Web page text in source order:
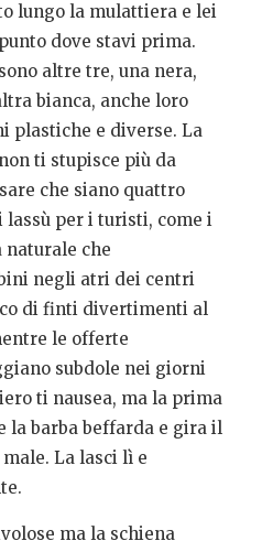
lungo la mulattiera e lei
dove stavi prima.
altre tre, una nera,
bianca, anche loro
plastiche e diverse. La
ti stupisce più da
che siano quattro
per i turisti, come i
naturale che
negli atri dei centri
di finti divertimenti al
le offerte
subdole nei giorni
ti nausea, ma la prima
la barba beffarda e gira il
La lasci lì e
ma la schiena